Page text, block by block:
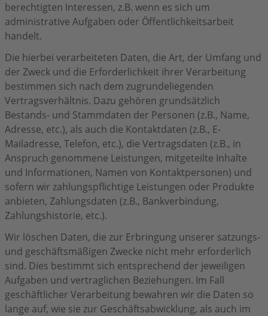
berechtigten Interessen, z.B. wenn es sich um
administrative Aufgaben oder Öffentlichkeitsarbeit
handelt.
Die hierbei verarbeiteten Daten, die Art, der Umfang und
der Zweck und die Erforderlichkeit ihrer Verarbeitung
bestimmen sich nach dem zugrundeliegenden
Vertragsverhältnis. Dazu gehören grundsätzlich
Bestands- und Stammdaten der Personen (z.B., Name,
Adresse, etc.), als auch die Kontaktdaten (z.B., E-
Mailadresse, Telefon, etc.), die Vertragsdaten (z.B., in
Anspruch genommene Leistungen, mitgeteilte Inhalte
und Informationen, Namen von Kontaktpersonen) und
sofern wir zahlungspflichtige Leistungen oder Produkte
anbieten, Zahlungsdaten (z.B., Bankverbindung,
Zahlungshistorie, etc.).
Wir löschen Daten, die zur Erbringung unserer satzungs-
und geschäftsmäßigen Zwecke nicht mehr erforderlich
sind. Dies bestimmt sich entsprechend der jeweiligen
Aufgaben und vertraglichen Beziehungen. Im Fall
geschäftlicher Verarbeitung bewahren wir die Daten so
lange auf, wie sie zur Geschäftsabwicklung, als auch im